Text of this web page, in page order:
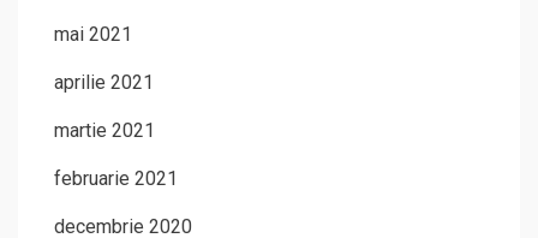
mai 2021
aprilie 2021
martie 2021
februarie 2021
decembrie 2020